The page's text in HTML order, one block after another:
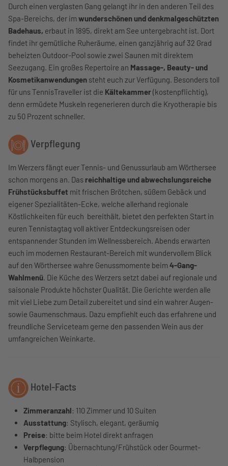
Durch einen verglasten Gang gelangt ihr in den anderen Teil des
Spa-Bereichs, der imwunderschönen und denkmalgeschützten
Badehaus, erbaut in 1895, direkt am See untergebracht ist. Dort
findet ihr gemütliche Ruheräume, einen ganzjährig auf 32 Grad
beheizten Outdoor-Pool sowie zwei Saunen mit direktem
Seezugang. Ein großes Repertoire an Massage-, Beauty- und
Kosmetikanwendungen steht euch zur Verfügung. Besonders toll
für uns TennisTraveller ist die Kältekammer(kostenpflichtig),
denn ermüdete Muskeln regenerieren durch die Kryotherapie bis
zu 50 Prozent schneller.
Verpflegung
Im Werzers fängt euer Tennis- und Genussurlaub am Wörthersee
schon morgens an. Das reichhaltige und abwechslungsreiche
Frühstücksbuffet mit frischen Brötchen, süßem Gebäck und
eigener Spezialitäten-Ecke, welche allerhand regionale
Köstlichkeiten für euch bereithält, bietet den perfekten Start in
euren Tennistagtag voll aktiver Entdeckungsreisen oder
entspannender Stunden im Wellnessbereich. Abends erwarten
euch im modernen Restaurant-Bereich mit wundervollem Blick
auf den Wörthersee wahre Genussmomente beim4-Gang-
Wahlmenü. Die Küche des Werzers setzt dabei auf regionale und
saisonale Produkte höchster Qualität. Die Gerichte werden alle
mit viel Liebe zum Detail zubereitet und sind ein wahrer Augen-
sowie Gaumenschmaus. Dazu empfiehlt euch das erfahrene und
freundliche Serviceteam gerne den passenden Wein aus der
umfangreichen Weinkarte.
Hotel-Facts
Zimmeranzahl: 110 Zimmer und 10 Suiten
Ausstattung: Stylisch, elegant, geräumig
Preise: bitte beim Hotel direkt anfragen
Verpflegung: Übernachtung/Frühstück oder Gourmet-
Halbpension